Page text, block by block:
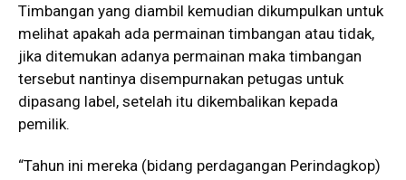
Timbangan yang diambil kemudian dikumpulkan untuk
melihat apakah ada permainan timbangan atau tidak,
jika ditemukan adanya permainan maka timbangan
tersebut nantinya disempurnakan petugas untuk
dipasang label, setelah itu dikembalikan kepada
pemilik.
“Tahun ini mereka (bidang perdagangan Perindagkop)